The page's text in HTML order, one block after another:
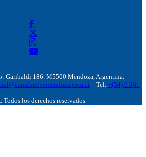
Garibaldi 186. M5500 Mendoza, Argentina.
– Tel: +(54) 9 261
los derechos reservados